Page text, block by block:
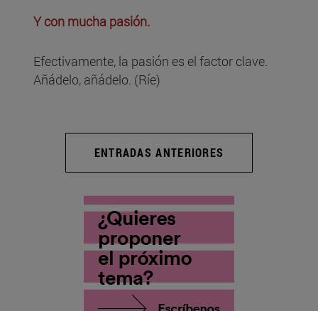
Y con mucha pasión.
Efectivamente, la pasión es el factor clave.
Añádelo, añádelo. (Ríe)
ENTRADAS ANTERIORES